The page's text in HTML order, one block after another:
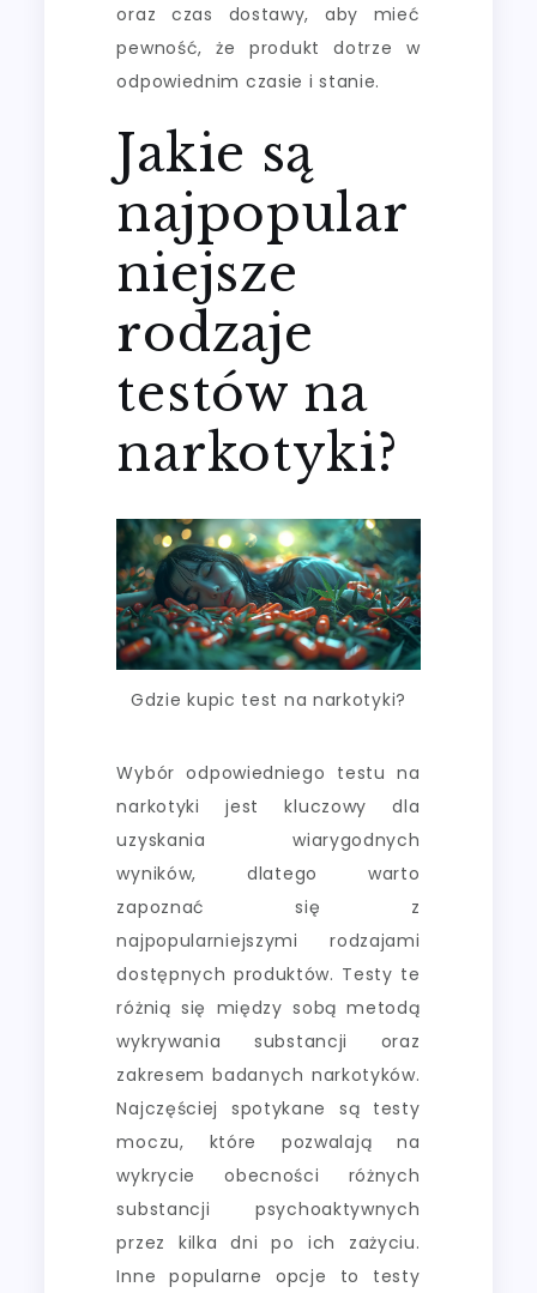
oraz czas dostawy, aby mieć
pewność, że produkt dotrze w
odpowiednim czasie i stanie.
Jakie są
najpopular
niejsze
rodzaje
testów na
narkotyki?
Gdzie kupic test na narkotyki?
Wybór odpowiedniego testu na
narkotyki jest kluczowy dla
uzyskania wiarygodnych
wyników, dlatego warto
zapoznać się z
najpopularniejszymi rodzajami
dostępnych produktów. Testy te
różnią się między sobą metodą
wykrywania substancji oraz
zakresem badanych narkotyków.
Najczęściej spotykane są testy
moczu, które pozwalają na
wykrycie obecności różnych
substancji psychoaktywnych
przez kilka dni po ich zażyciu.
Inne popularne opcje to testy